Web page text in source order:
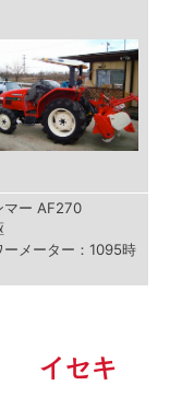
マー AF270
ーメーター：1095時
イセキ